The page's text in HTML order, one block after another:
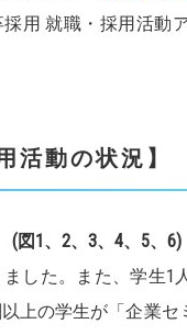
用 就職・採用活動
動の状況】
図1、2、3、4、5、6)
した。また、学生1
上の学生が「企業